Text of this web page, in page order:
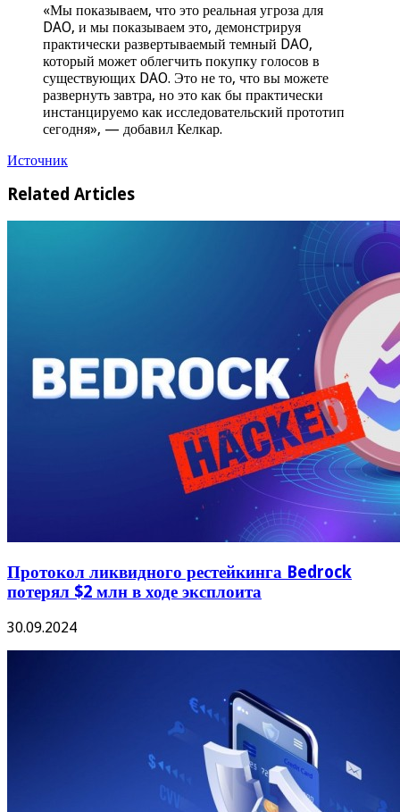
«Мы показываем, что это реальная угроза для
DAO, и мы показываем это, демонстрируя
практически развертываемый темный DAO,
который может облегчить покупку голосов в
существующих DAO. Это не то, что вы можете
развернуть завтра, но это как бы практически
инстанцируемо как исследовательский прототип
сегодня», — добавил Келкар.
Источник
Related Articles
Протокол ликвидного рестейкинга Bedrock
потерял $2 млн в ходе эксплоита
30.09.2024